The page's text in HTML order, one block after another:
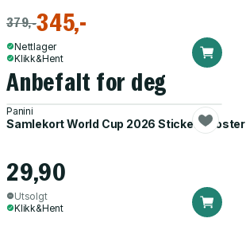
379,-345,-
Nettlager
Klikk&Hent
Anbefalt for deg
Panini
Samlekort World Cup 2026 Sticker Booster
29,90
Utsolgt
Klikk&Hent